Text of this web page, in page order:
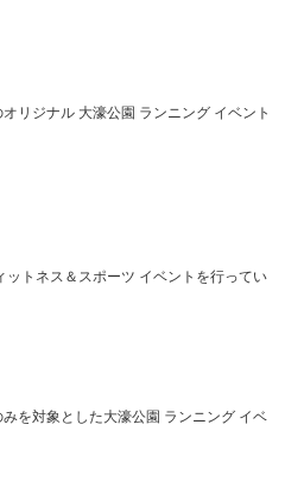
リジナル 大濠公園 ランニング イベント
トネス＆スポーツ イベントを行ってい
を対象とした大濠公園 ランニング イベ